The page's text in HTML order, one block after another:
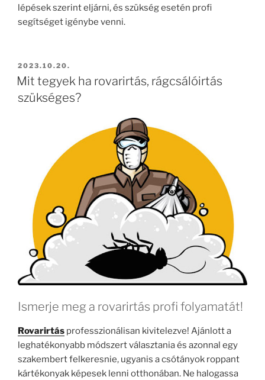
lépések szerint eljárni, és szükség esetén profi
segítséget igénybe venni.
BEKÜLDVE:
2023.10.20.
Mit tegyek ha rovarirtás, rágcsálóirtás
szükséges?
Ismerje meg a rovarirtás profi folyamatát!
Rovarirtás professzionálisan kivitelezve! Ajánlott a
leghatékonyabb módszert választania és azonnal egy
szakembert felkeresnie, ugyanis a csótányok roppant
kártékonyak képesek lenni otthonában. Ne halogassa